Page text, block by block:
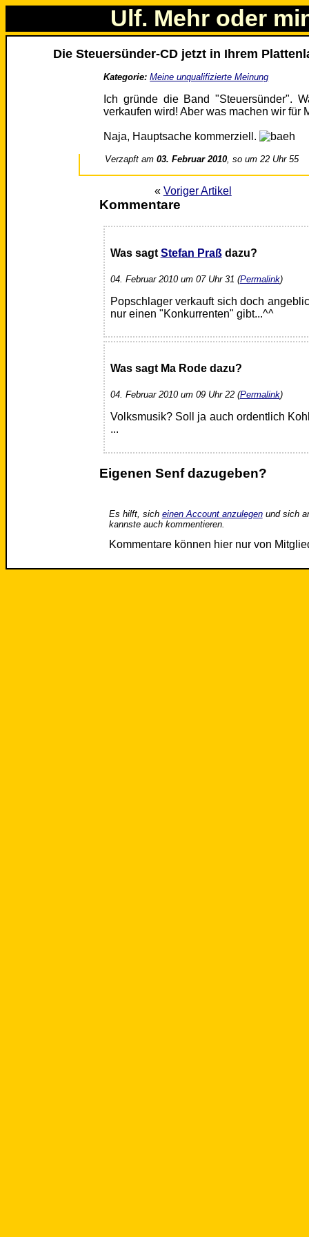
Ulf. Mehr oder
Die Steuersünder-CD jetzt in Ihrem
Kategorie: Meine unqualifizierte Meinung
Ich gründe die Band "Steuersünder".
verkaufen wird! Aber was machen wir für
Naja, Hauptsache kommerziell.
Verzapft am03. Februar 2010, so um 22 Uhr 55
« Voriger Artikel
Kommentare
Was sagt Stefan Praßdazu?
04. Februar 2010 um 07 Uhr 31 (Permalink)
Popschlager verkauft sich doch
nur einen "Konkurrenten" gibt...^^
Was sagt Ma Rode dazu?
04. Februar 2010 um 09 Uhr 22 (Permalink)
Volksmusik? Soll ja auch ordentlich
...
Eigenen Senf dazugeben?
Es hilft, sich einen Account anzulegenund sich
kannste auch kommentieren.
Kommentare können hier nur von